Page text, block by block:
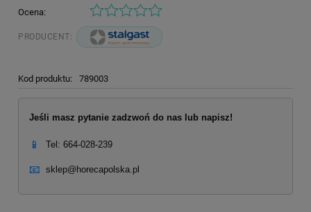
Ocena:
PRODUCENT:
Kod produktu: 789003
Jeśli masz pytanie zadzwoń do nas lub napisz!
📱 Tel: 664-028-239
📧 sklep@horecapolska.pl